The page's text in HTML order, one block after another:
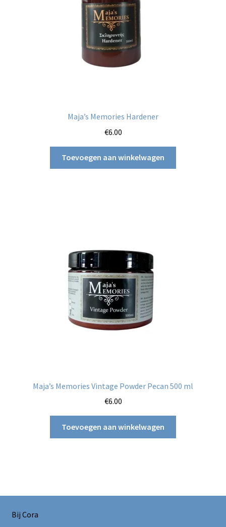
Maja’s Memories Hardener
€6.00
Toevoegen aan winkelwagen
Maja’s Memories Vintage Powder Pecan 500 ml
€6.00
Toevoegen aan winkelwagen
Bij Cora